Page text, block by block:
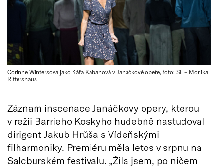
Corinne Wintersová jako Káťa Kabanová v Janáčkově opeře, foto: SF – Monika
Rittershaus
Záznam inscenace Janáčkovy opery, kterou
v režii Barrieho Koskyho hudebně nastudoval
dirigent Jakub Hrůša s Vídeňskými
filharmoniky. Premiéru měla letos v srpnu na
Salcburském festivalu. „Žila jsem, po ničem